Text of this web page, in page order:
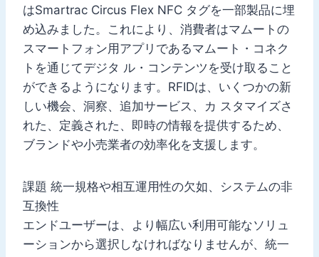
はSmartrac Circus Flex NFC タグを一部製品に埋
め込みました。これにより、消費者はマムートの
スマートフォン用アプリであるマムート・コネク
トを通じてデジタ ル・コンテンツを受け取ること
ができるようになります。RFIDは、いくつかの新
しい機会、洞察、追加サービス、カ スタマイズさ
れた、定義された、即時の情報を提供するため、
ブランドや小売業者の効率化を支援します。
課題 統一規格や相互運用性の欠如、システムの非
互換性
エンドユーザーは、より幅広い利用可能なソリュ
ーションから選択しなければなりませんが、統一